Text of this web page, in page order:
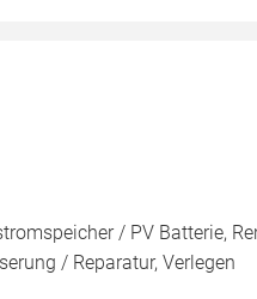
/ PV Batterie,
/ Reparatur, Verlegen